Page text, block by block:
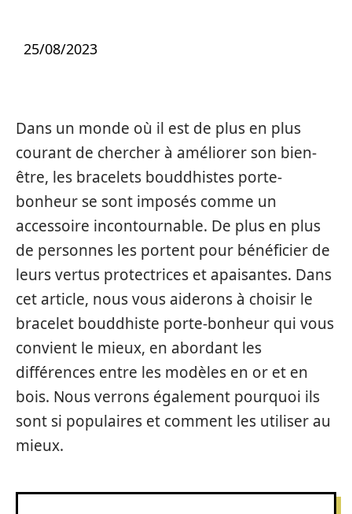
25/08/2023
Dans un monde où il est de plus en plus
courant de chercher à améliorer son bien-
être, les bracelets bouddhistes porte-
bonheur se sont imposés comme un
accessoire incontournable. De plus en plus
de personnes les portent pour bénéficier de
leurs vertus protectrices et apaisantes. Dans
cet article, nous vous aiderons à choisir le
bracelet bouddhiste porte-bonheur qui vous
convient le mieux, en abordant les
différences entre les modèles en or et en
bois. Nous verrons également pourquoi ils
sont si populaires et comment les utiliser au
mieux.